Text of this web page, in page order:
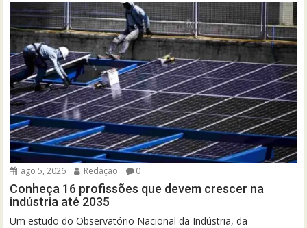
ago 5, 2026 Redação 0
Conheça 16 profissões que devem crescer na
indústria até 2035
Um estudo do Observatório Nacional da Indústria, da